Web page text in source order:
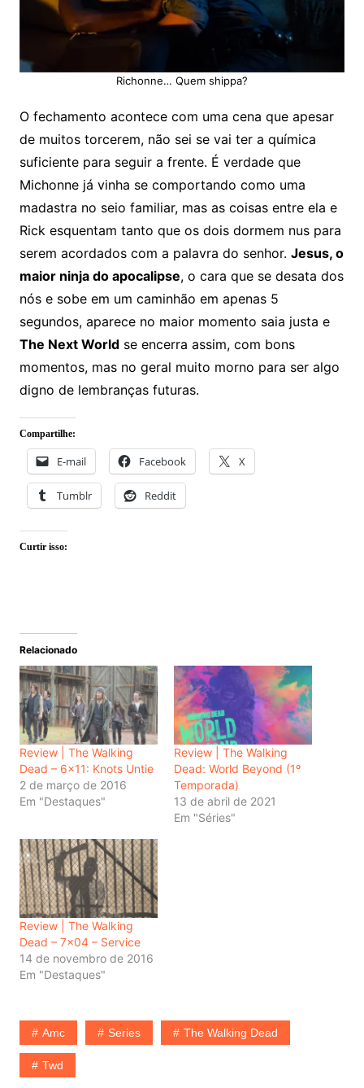
Richonne… Quem shippa?
O fechamento acontece com uma cena que apesar
de muitos torcerem, não sei se vai ter a química
suficiente para seguir a frente. É verdade que
Michonne já vinha se comportando como uma
madastra no seio familiar, mas as coisas entre ela e
Rick esquentam tanto que os dois dormem nus para
serem acordados com a palavra do senhor. Jesus, o
maior ninja do apocalipse, o cara que se desata dos
nós e sobe em um caminhão em apenas 5
segundos, aparece no maior momento saia justa e
The Next Worldse encerra assim, com bons
momentos, mas no geral muito morno para ser algo
digno de lembranças futuras.
Compartilhe:
E-mail Facebook X
Tumblr Reddit
Curtir isso:
Relacionado
Review | The Walking
Dead – 6×11: Knots Untie
2 de março de 2016
Em "Destaques"
Review | The Walking
Dead: World Beyond (1º
Temporada)
13 de abril de 2021
Em "Séries"
Review | The Walking
Dead – 7×04 – Service
14 de novembro de 2016
Em "Destaques"
Amc Series The Walking Dead
Twd